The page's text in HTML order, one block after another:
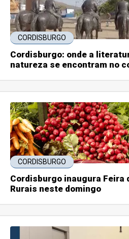
CORDISBURGO
Cordisburgo: onde a
natureza se encontram no
CORDISBURGO
Cordisburgo inaugura Feira
Rurais neste domingo